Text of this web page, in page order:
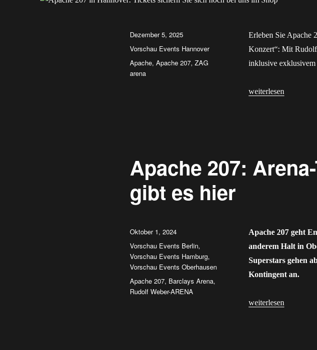
Erleben Sie Apache
Konzert“: Mit
inklusive
„Apache 207 in
weiterlesen
Veröffentlicht
am
Dezember 5, 2025
Kategorien
Vorschau Events Hannover
Schlagwörter
Apache, Apache 207, ZAG
arena
Apache 207:
gibt es hier
Apache 207 geht
anderem Halt in
Superstars gehen
Kontingent an.
„Apache 207:
weiterlesen
Veröffentlicht
am
Oktober 1, 2024
Kategorien
Vorschau Events Berlin,
Vorschau Events Hamburg,
Vorschau Events Oberhausen
Schlagwörter
Apache 207, Barclays Arena,
Rudolf Weber-ARENA